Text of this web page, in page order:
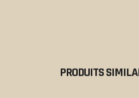
PRODUITS